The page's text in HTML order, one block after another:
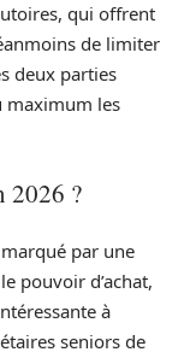
qui offrent
de limiter
deux parties
maximum les
2026 ?
par une
pouvoir d’achat,
à
seniors de